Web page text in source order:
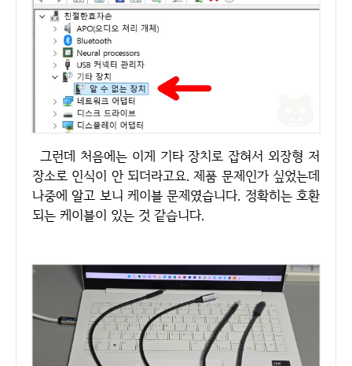
그런데 처음에는 이게 기타 장치로 잡혀서 외장형 저
장소로 인식이 안 되더라고요. 제품 문제인가 싶었는데
나중에 알고 보니 케이블 문제였습니다. 정확히는 호환
되는 케이블이 있는 것 같습니다.